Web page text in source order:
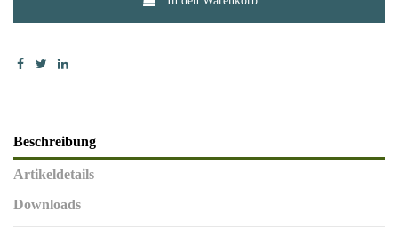
Beschreibung
Artikeldetails
Downloads